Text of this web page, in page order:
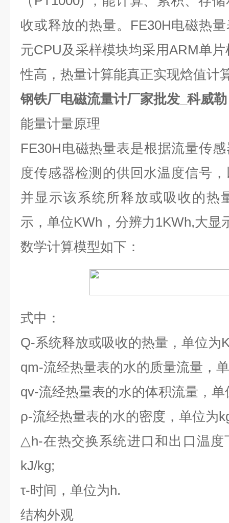
收或释放的热量。 FE30H电磁热
元CPU及采样模块均采用ARM单片
性高，热量计算能真正实现焓值计
钢铁厂电磁流量计厂家批发_科威勒
能量计量原理
FE30H电磁热量表是根据流量传
度传感器检测的供回水温度信号
并显示该系统所释放或吸收的热
示，单位KWh ，分辨力 1KWh,大显
数学计算模型如下：
式中：
Q-系统释放或吸收的热量，单位为
qm-流经热量表的水的质量流量，
qv-流经热量表的水的体积流量，单
ρ-流经热量表的水的密度，单位为
△h-在热交换系统进口和出口温
kJ/kg;
τ-时间，单位为h.
结构外观